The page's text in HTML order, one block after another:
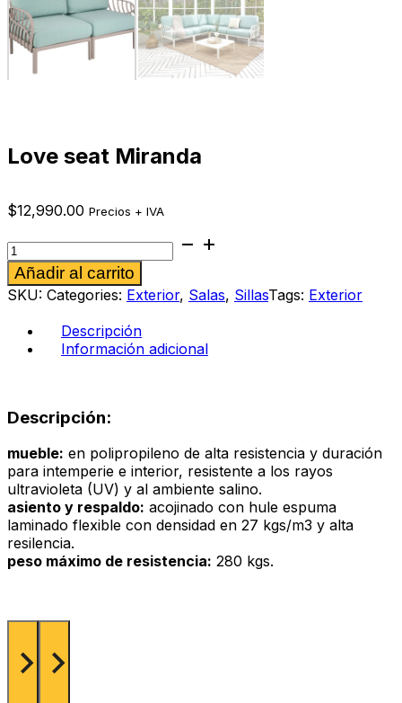
Love seat Miranda
$12,990.00 Precios + IVA
Love
seat
Miranda
cantidad
Añadir al carrito
SKU: Categories: Exterior, Salas, SillasTags: Exterior
Descripción
Información adicional
Descripción:
mueble: en polipropileno de alta resistencia y duración
para intemperie e interior, resistente a los rayos
ultravioleta (UV) y al ambiente salino.
asiento y respaldo: acojinado con hule espuma
laminado flexible con densidad en 27 kgs/m3 y alta
resilencia.
peso máximo de resistencia: 280 kgs.